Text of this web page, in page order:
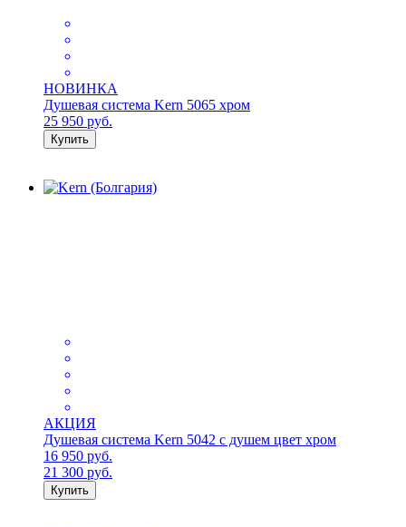
НОВИНКА
Душевая система Kern 5065 хром
25 950 руб.
Купить
АКЦИЯ
Душевая система Kern 5042 с душем цвет хром
16 950 руб.
21 300 руб.
Купить